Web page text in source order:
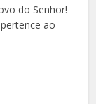
do Senhor!
ao